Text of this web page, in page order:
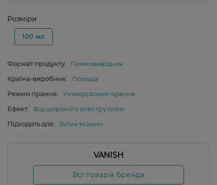
Розміри
100 мл
Формат продукту:
Плямовивідник
Країна-виробник:
Польща
Режим прання:
Універсальне прання
Ефект:
Від широкого спектру плям
Підходить для:
Білих тканин
VANISH
Всі товари бренда